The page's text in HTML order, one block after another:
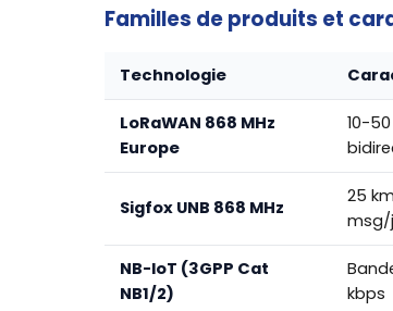
Familles de produits et
Technologie
LoRaWAN 868 MHz
Europe
10-
Sigfox UNB 868 MHz
25
msg/
NB-IoT (3GPP Cat
NB1/2)
kbps